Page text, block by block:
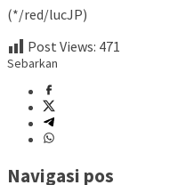
(*/red/lucJP)
Post Views: 471
Sebarkan
Navigasi pos